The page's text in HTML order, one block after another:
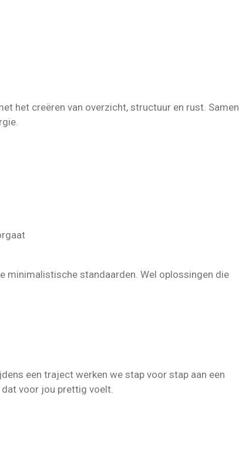
het creëren van overzicht, structuur en rust. Samen
minimalistische standaarden. Wel oplossingen die
een traject werken we stap voor stap aan een
voor jou prettig voelt.